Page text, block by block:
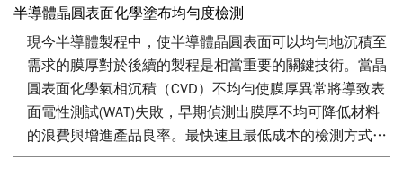
半導體晶圓表面化學塗布均勻度檢測
現今半導體製程中，使半導體晶圓表面可以均勻地沉積至
需求的膜厚對於後續的製程是相當重要的關鍵技術。當晶
圓表面化學氣相沉積（CVD）不均勻使膜厚異常將導致表
面電性測試(WAT)失敗，早期偵測出膜厚不均可降低材料
的浪費與增進產品良率。最快速且最低成本的檢測方式為
利用機器視覺技術的非接觸檢測系統，本文提出一種根據